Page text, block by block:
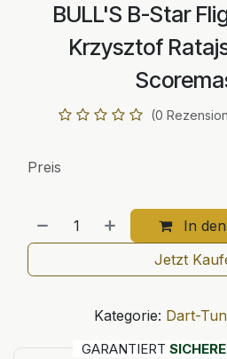
BULL'S B-Star
Krzysztof
(0
In
Preis
Jetzt
Kategorie: Dart-
GARANTIERT